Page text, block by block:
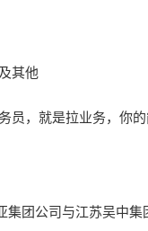
其他
务员，就是拉业务，你
团公司与江苏吴中